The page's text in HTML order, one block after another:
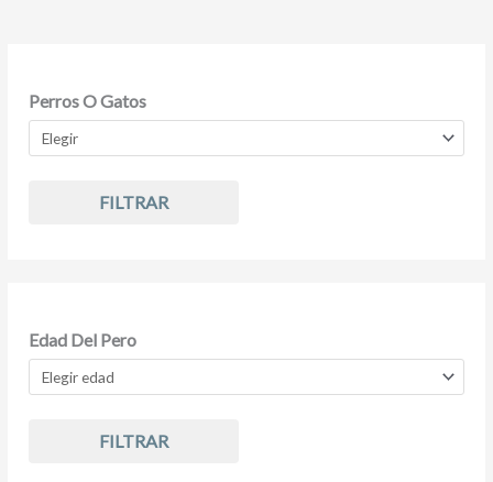
Perros O Gatos
FILTRAR
Edad Del Pero
FILTRAR